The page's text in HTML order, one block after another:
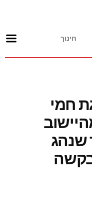
חינוך
חמי
ז"ל: בן 34 מהיישוב